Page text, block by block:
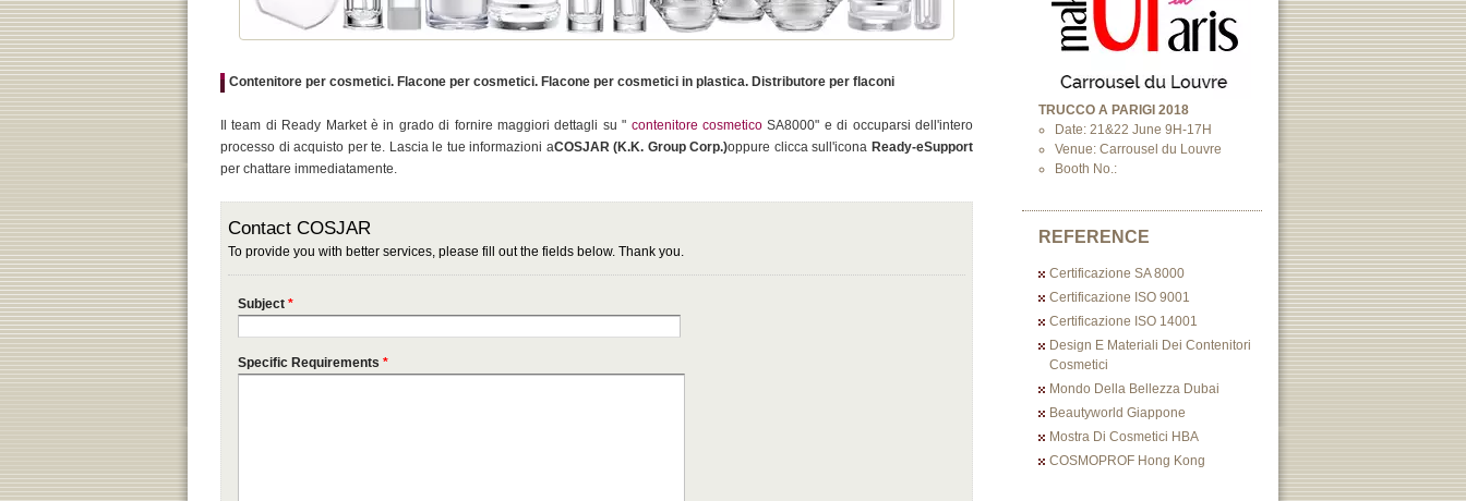
Contenitore per cosmetici. Flacone per cosmetici. Flacone per cosmetici in plastica. Distributore per flaconi
Il team di Ready Market è in grado di fornire maggiori dettagli su " contenitore cosmetico SA8000" e di occuparsi dell'intero
processo di acquisto per te. Lascia le tue informazioni aCOSJAR (K.K. Group Corp.)oppure clicca sull'icona Ready-eSupport
per chattare immediatamente.
TRUCCO A PARIGI 2018
Date: 21&22 June 9H-17H
Venue: Carrousel du Louvre
Booth No.:
REFERENCE
Certificazione SA 8000
Certificazione ISO 9001
Certificazione ISO 14001
Design E Materiali Dei Contenitori
Cosmetici
Mondo Della Bellezza Dubai
Beautyworld Giappone
Mostra Di Cosmetici HBA
COSMOPROF Hong Kong